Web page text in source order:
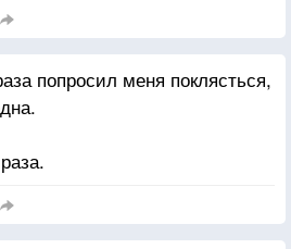
попросил меня поклясться,